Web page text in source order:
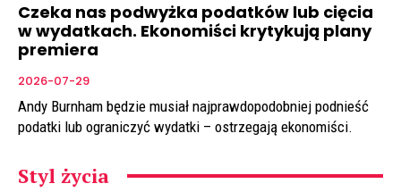
Czeka nas podwyżka podatków lub cięcia
w wydatkach. Ekonomiści krytykują plany
premiera
2026-07-29
Andy Burnham będzie musiał najprawdopodobniej podnieść
podatki lub ograniczyć wydatki – ostrzegają ekonomiści.
Styl życia